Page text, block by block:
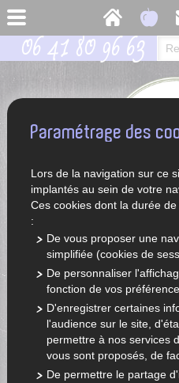
06 41 80 96 63
ACCUEIL LÉGUMES ET FRUITS
TOMATES
TOMATE ANCIENNE
Tomate ancienne
Paramétrage des
Lors de la navigation sur ce
implantés au sein de votre
Ces cookies dont la durée
:
De vous proposer une
simplifiée (cookies de
De personnaliser
fonction de vos
D'enregistrer certaines
l'audience sur le site,
permettre à nos services
vous sont proposés, de
De permettre le partage